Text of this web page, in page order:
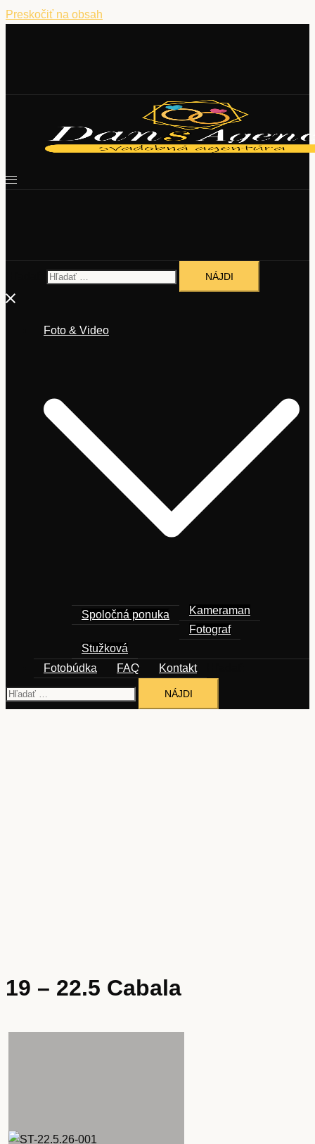
Preskočiť na obsah
Foto & Video
Spoločná ponuka
Kameraman
Fotograf
Stužková
Fotobúdka
FAQ Kontakt
19 – 22.5 Cabala